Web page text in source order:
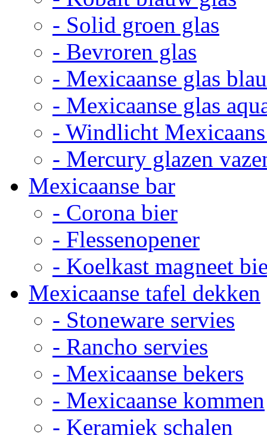
- Solid groen glas
- Bevroren glas
- Mexicaanse glas
- Mexicaanse glas
- Windlicht
- Mercury glazen
Mexicaanse bar
- Corona bier
- Flessenopener
- Koelkast magneet
Mexicaanse tafel dekken
- Stoneware servies
- Rancho servies
- Mexicaanse bekers
- Mexicaanse kommen
- Keramiek schalen